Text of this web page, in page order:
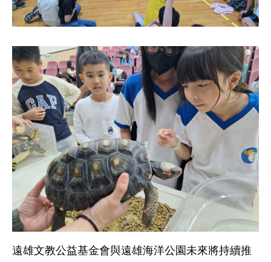
遠雄文教公益基金會與遠雄海洋公園未來將持續推